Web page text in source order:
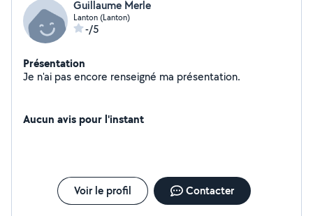
Guillaume Merle
Lanton (Lanton)
-/5
Présentation
Je n'ai pas encore renseigné ma présentation.
Aucun avis pour l'instant
Voir le profil Contacter